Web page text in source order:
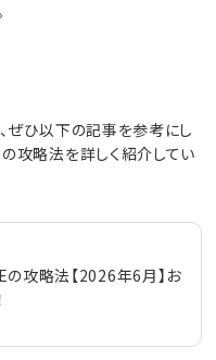
ぜひ以下の記事を参考にし
攻略法を詳しく紹介してい
攻略法【2026年6月】お